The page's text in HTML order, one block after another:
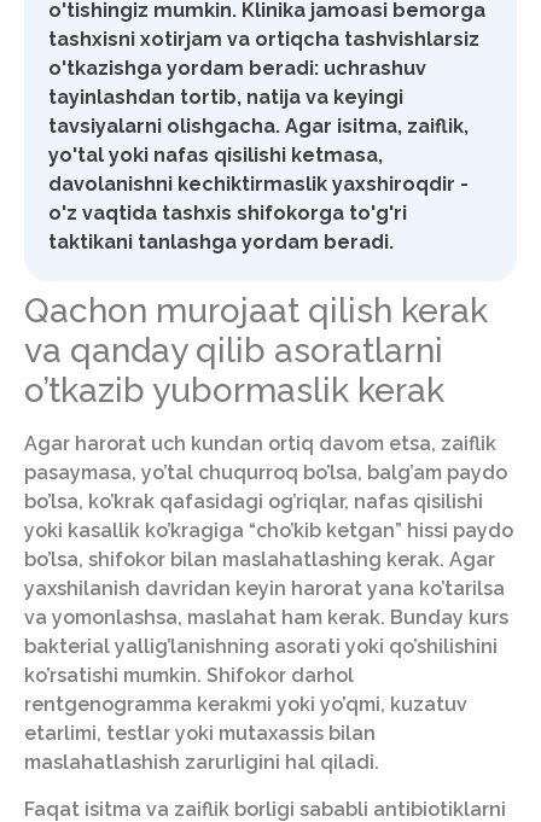
o'tishingiz mumkin. Klinika jamoasi bemorga
tashxisni xotirjam va ortiqcha tashvishlarsiz
o'tkazishga yordam beradi: uchrashuv
tayinlashdan tortib, natija va keyingi
tavsiyalarni olishgacha. Agar isitma, zaiflik,
yo'tal yoki nafas qisilishi ketmasa,
davolanishni kechiktirmaslik yaxshiroqdir -
o'z vaqtida tashxis shifokorga to'g'ri
taktikani tanlashga yordam beradi.
Qachon murojaat qilish kerak
va qanday qilib asoratlarni
o’tkazib yubormaslik kerak
Agar harorat uch kundan ortiq davom etsa, zaiflik
pasaymasa, yo’tal chuqurroq bo’lsa, balg’am paydo
bo’lsa, ko’krak qafasidagi og’riqlar, nafas qisilishi
yoki kasallik ko’kragiga “cho’kib ketgan” hissi paydo
bo’lsa, shifokor bilan maslahatlashing kerak. Agar
yaxshilanish davridan keyin harorat yana ko’tarilsa
va yomonlashsa, maslahat ham kerak. Bunday kurs
bakterial yallig’lanishning asorati yoki qo’shilishini
ko’rsatishi mumkin. Shifokor darhol
rentgenogramma kerakmi yoki yo’qmi, kuzatuv
etarlimi, testlar yoki mutaxassis bilan
maslahatlashish zarurligini hal qiladi.
Faqat isitma va zaiflik borligi sababli antibiotiklarni